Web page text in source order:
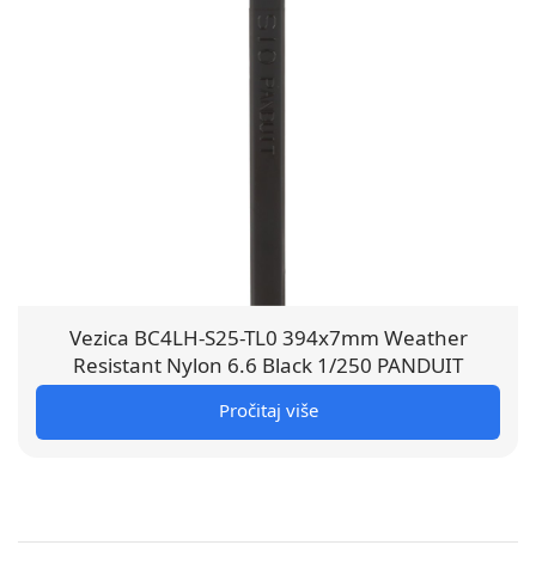
Vezica BC4LH-S25-TL0 394x7mm Weather
Resistant Nylon 6.6 Black 1/250 PANDUIT
Pročitaj više